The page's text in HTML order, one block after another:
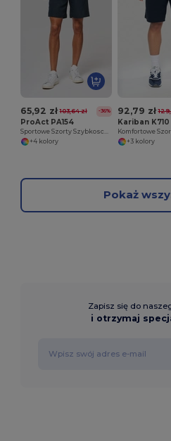
65,92 zł 103,64 zł -36%
ProAct PA154
+4 kolory
92,79 zł
Kariban K710
+3 kolory
Pokaż
Zapisz się do
i otrzymaj